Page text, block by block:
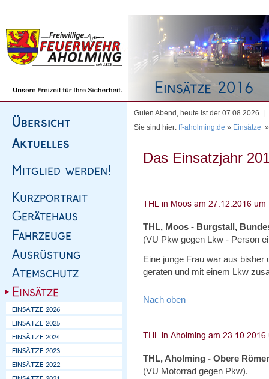
Guten Abend, heute ist der 07.08.2026 |
Sie sind hier: ff-aholming.de » Einsätze
Das Einsatzjahr
THL, Moos - Burgstall,
(VU Pkw gegen Lkw - Person
Eine junge Frau war aus bisher
geraten und mit einem Lkw
Nach oben
THL, Aholming - Obere
(VU Motorrad gegen Pkw).